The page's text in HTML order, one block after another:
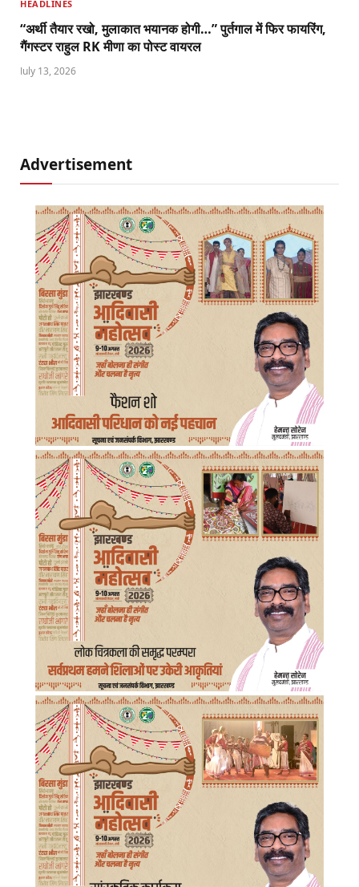
HEADLINES
“अर्थी तैयार रखो, मुलाकात भयानक होगी…” पुर्तगाल में फिर फायरिंग,
गैंगस्टर राहुल RK मीणा का पोस्ट वायरल
July 13, 2026
Advertisement